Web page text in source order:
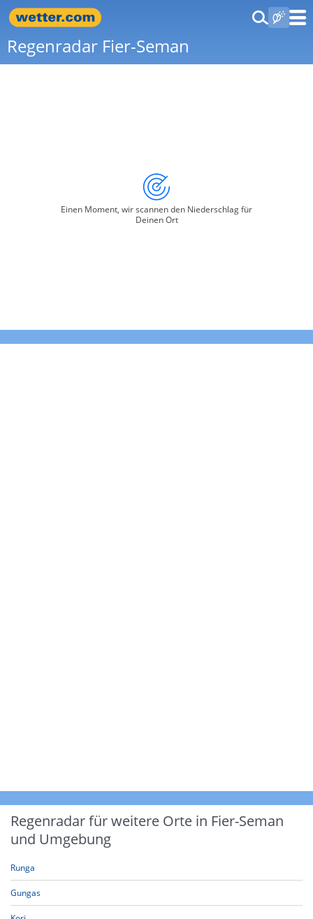
Regenradar Fier-Seman
Einen Moment, wir scannen den Niederschlag für
Deinen Ort
Regenradar für weitere Orte in Fier-Seman
und Umgebung
Runga
Gungas